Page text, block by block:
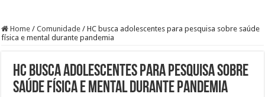
Home / Comunidade / HC busca adolescentes para pesquisa sobre saúde
física e mental durante pandemia
HC busca adolescentes para pesquisa sobre
saúde física e mental durante pandemia